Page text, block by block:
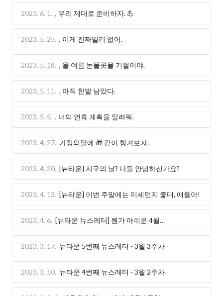
2023. 6. 1. , 우리 제대로 준비하자. 💪
2023. 5. 25. , 이게 진짜일리 없어.
2023. 5. 18. , 올 여름 눈물콧물 기절이야.
2023. 5. 11. , 아직 한발 남았다.
2023. 5. 5. , 너의 연휴 계획을 알려줘.
2023. 4. 27. 가정의달에 🎁 같이 챙겨보자.
2023. 4. 20. [뉴타운] 지구의 날? 다들 안녕하신가요?
2023. 4. 13. [뉴타운] 이번 주말에는 미세먼지 좋대, 얘들아!
2023. 4. 6. [뉴타운 뉴스레터] 뭔가 아쉬운 4월…
2023. 3. 17. 뉴타운 5번째 뉴스레터 - 3월 3주차
2023. 3. 10. 뉴타운 4번째 뉴스레터 - 3월 2주차